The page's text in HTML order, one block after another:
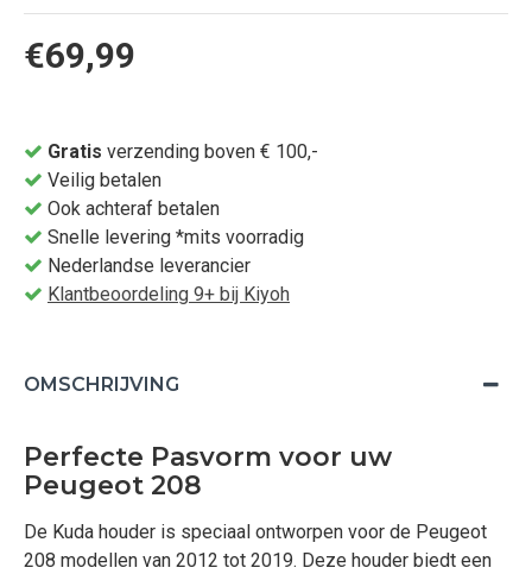
€69,99
Gratis verzending boven € 100,-
Veilig betalen
Ook achteraf betalen
Snelle levering *mits voorradig
Nederlandse leverancier
Klantbeoordeling 9+ bij Kiyoh
OMSCHRIJVING
Perfecte Pasvorm voor uw
Peugeot 208
De Kuda houder is speciaal ontworpen voor de Peugeot
208 modellen van 2012 tot 2019. Deze houder biedt een